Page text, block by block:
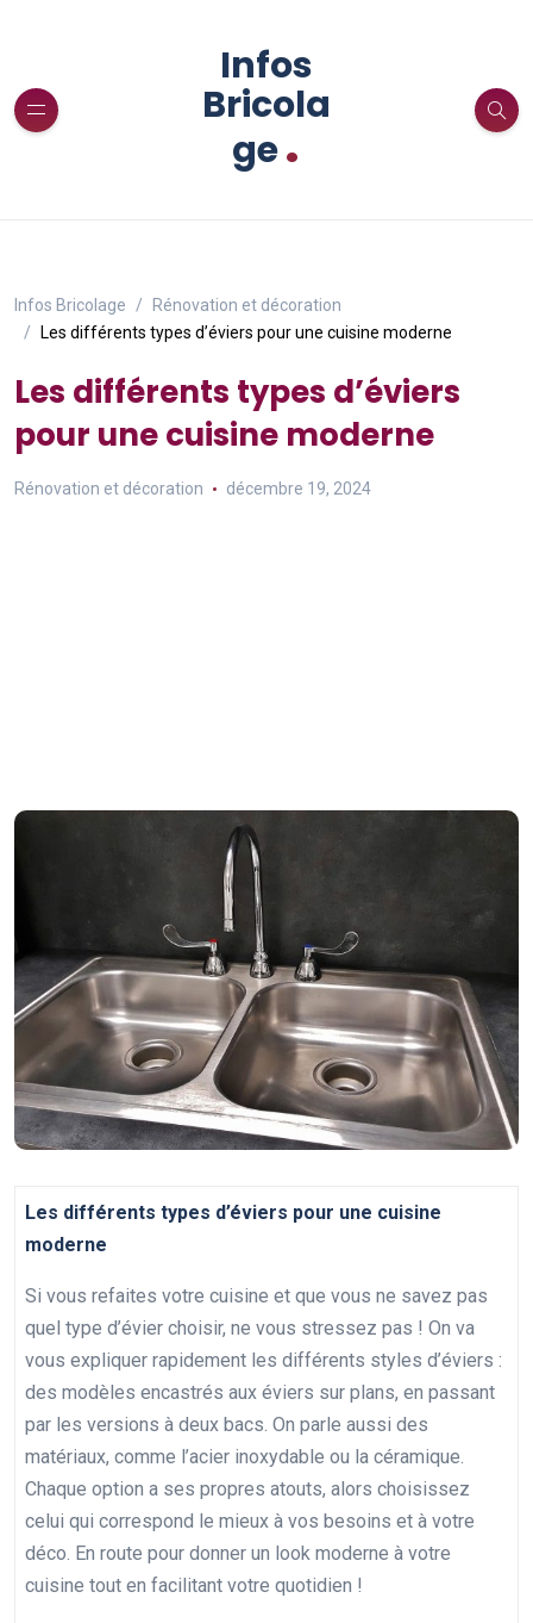
Infos
Bricola
ge.
Infos Bricolage
Rénovation et décoration
Les différents types d’éviers pour une cuisine moderne
Les différents types d’éviers
pour une cuisine moderne
Rénovation et décoration décembre 19, 2024
Les différents types d’éviers pour une cuisine
moderne
Si vous refaites votre cuisine et que vous ne savez pas
quel type d’évier choisir, ne vous stressez pas ! On va
vous expliquer rapidement les différents styles d’éviers :
des modèles encastrés aux éviers sur plans, en passant
par les versions à deux bacs. On parle aussi des
matériaux, comme l’acier inoxydable ou la céramique.
Chaque option a ses propres atouts, alors choisissez
celui qui correspond le mieux à vos besoins et à votre
déco. En route pour donner un look moderne à votre
cuisine tout en facilitant votre quotidien !